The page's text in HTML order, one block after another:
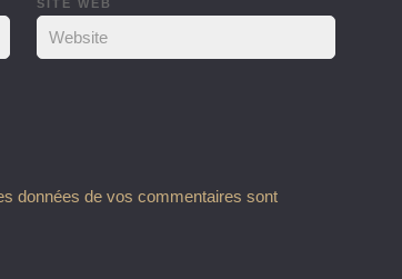
SITE WEB
données de vos commentaires sont